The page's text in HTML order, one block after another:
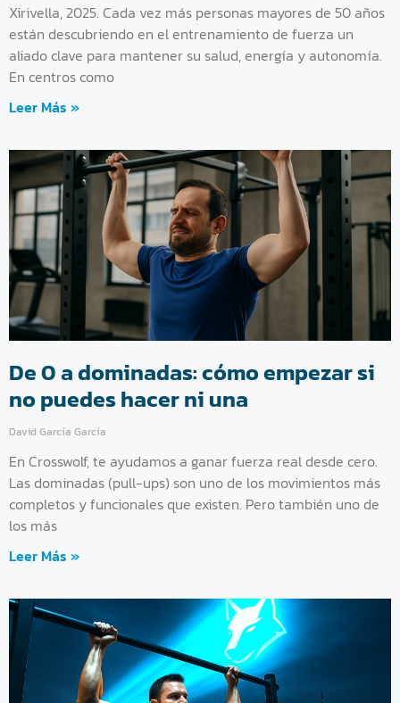
Xirivella, 2025. Cada vez más personas mayores de 50 años
están descubriendo en el entrenamiento de fuerza un
aliado clave para mantener su salud, energía y autonomía.
En centros como
Leer Más »
De 0 a dominadas: cómo empezar si
no puedes hacer ni una
David García García
En Crosswolf, te ayudamos a ganar fuerza real desde cero.
Las dominadas (pull-ups) son uno de los movimientos más
completos y funcionales que existen. Pero también uno de
los más
Leer Más »